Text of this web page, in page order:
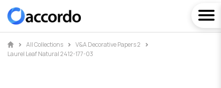
All Collections
V&A Decorative Papers 2
Laurel Leaf Natural 2412-177-03